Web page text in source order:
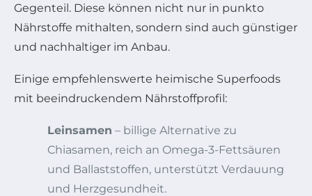
Gegenteil. Diese können nicht nur in punkto
Nährstoffe mithalten, sondern sind auch günstiger
und nachhaltiger im Anbau.
Einige empfehlenswerte heimische Superfoods
mit beeindruckendem Nährstoffprofil:
Leinsamen – billige Alternative zu
Chiasamen, reich an Omega-3-Fettsäuren
und Ballaststoffen, unterstützt Verdauung
und Herzgesundheit.